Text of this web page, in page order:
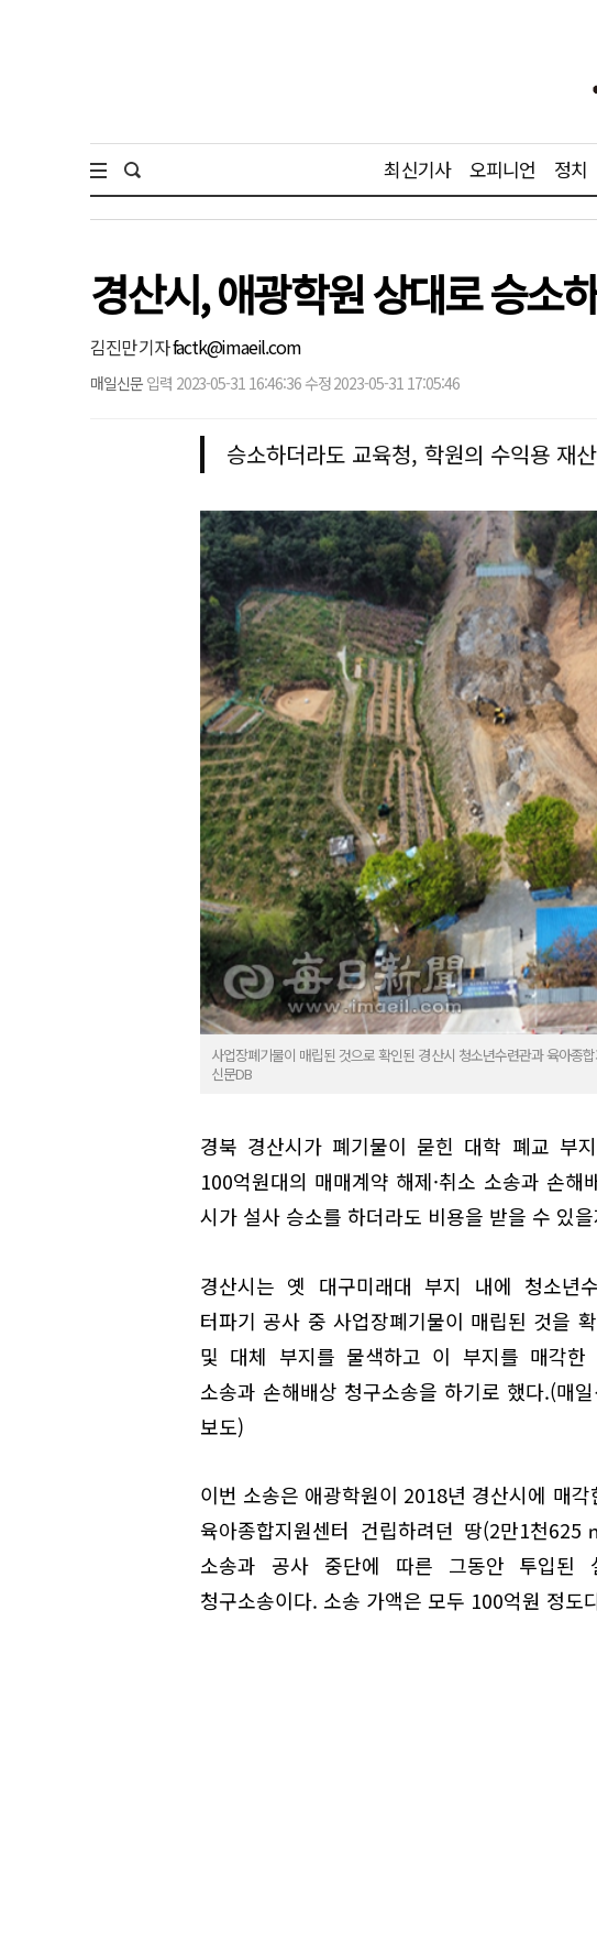
최신기사 오피니언 정치
경산시, 애광학원 상대로 승소
김진만 기자factk@imaeil.com
매일신문 입력 2023-05-31 16:46:36 수정 2023-05-31 17:05:46
승소하더라도 교육청, 학원의 수익용 재
사업장폐기물이 매립된 것으로 확인된 경산시 청소년수련관과 육아종
신문DB
경북 경산시가 폐기물이 묻힌 대학 폐교 부
100억원대의 매매계약 해제·취소 소송과 손
시가 설사 승소를 하더라도 비용을 받을 수 있
경산시는 옛 대구미래대 부지 내에 청소년
터파기 공사 중 사업장폐기물이 매립된 것을
및 대체 부지를 물색하고 이 부지를 매각한
소송과 손해배상 청구소송을 하기로 했다.(매
보도)
이번 소송은 애광학원이 2018년 경산시에 매
육아종합지원센터 건립하려던 땅(2만1천
소송과 공사 중단에 따른 그동안 투입된
청구소송이다. 소송 가액은 모두 100억원 정도